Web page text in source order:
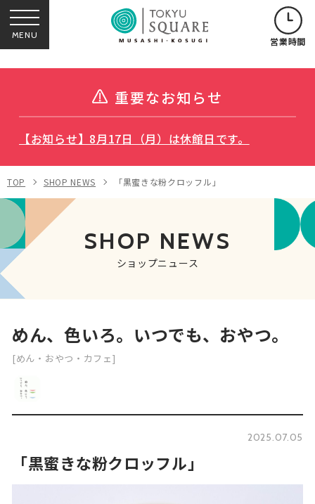
MENU 営業時間
重要なお知らせ
【お知らせ】8月17日（月）は休館日です。
TOP SHOP NEWS 「黒蜜きな粉クロッフル」
SHOP NEWS
ショップニュース
めん、色いろ。いつでも、おやつ。
[めん・おやつ・カフェ]
2025.07.05
「黒蜜きな粉クロッフル」